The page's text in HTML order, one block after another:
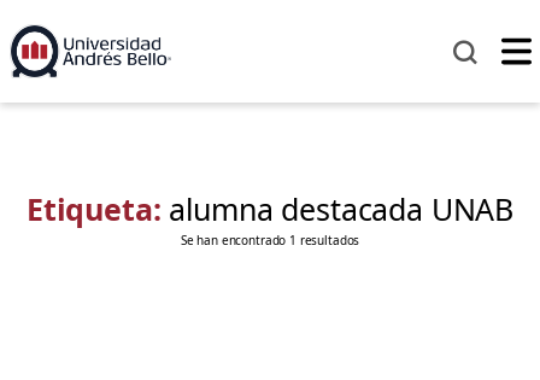
Etiqueta: alumna destacada UNAB
Se han encontrado 1 resultados